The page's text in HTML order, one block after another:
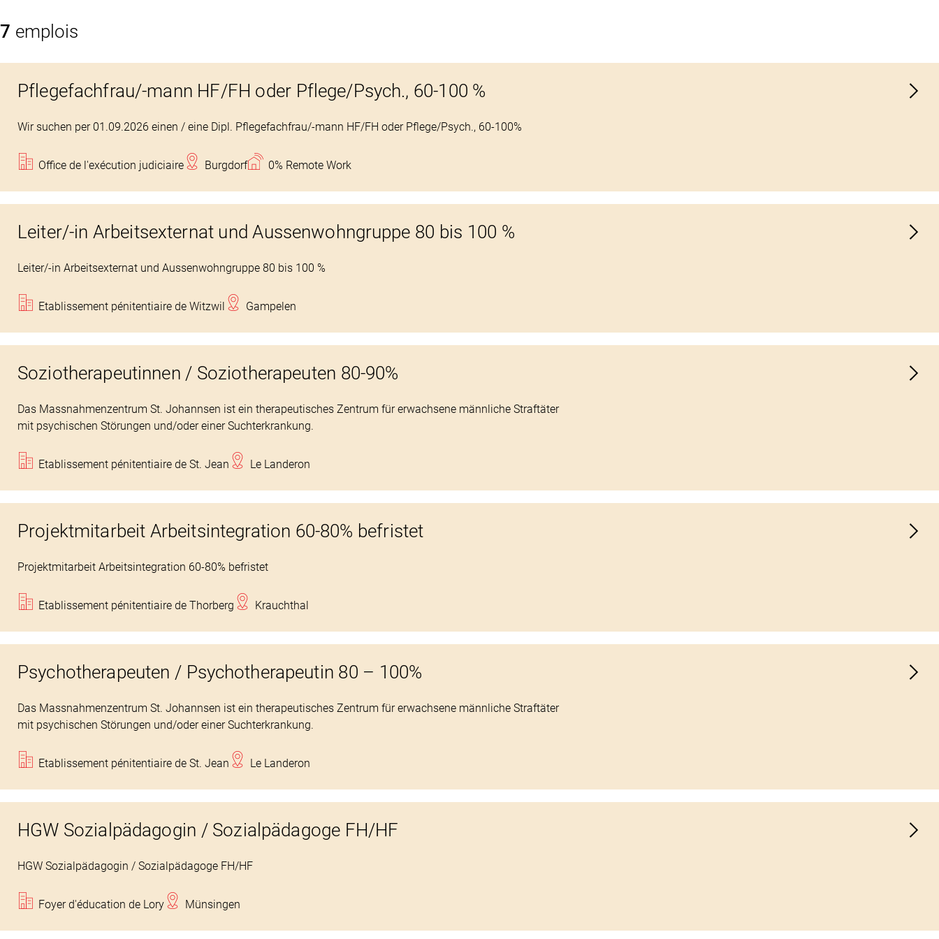
7 emplois
Pflegefachfrau/-mann HF/FH oder Pflege/Psych., 60-100 %
Wir suchen per 01.09.2026 einen / eine Dipl. Pflegefachfrau/-mann HF/FH oder Pflege/Psych., 60-100%
Office de l'exécution judiciaire Burgdorf 0% Remote Work
Leiter/-in Arbeitsexternat und Aussenwohngruppe 80 bis 100 %
Leiter/-in Arbeitsexternat und Aussenwohngruppe 80 bis 100 %
Etablissement pénitentiaire de Witzwil Gampelen
Soziotherapeutinnen / Soziotherapeuten 80-90%
Das Massnahmenzentrum St. Johannsen ist ein therapeutisches Zentrum für erwachsene männliche Straftäter
mit psychischen Störungen und/oder einer Suchterkrankung.
Etablissement pénitentiaire de St. Jean Le Landeron
Projektmitarbeit Arbeitsintegration 60-80% befristet
Projektmitarbeit Arbeitsintegration 60-80% befristet
Etablissement pénitentiaire de Thorberg Krauchthal
Psychotherapeuten / Psychotherapeutin 80 – 100%
Das Massnahmenzentrum St. Johannsen ist ein therapeutisches Zentrum für erwachsene männliche Straftäter
mit psychischen Störungen und/oder einer Suchterkrankung.
Etablissement pénitentiaire de St. Jean Le Landeron
HGW Sozialpädagogin / Sozialpädagoge FH/HF
HGW Sozialpädagogin / Sozialpädagoge FH/HF
Foyer d'éducation de Lory Münsingen